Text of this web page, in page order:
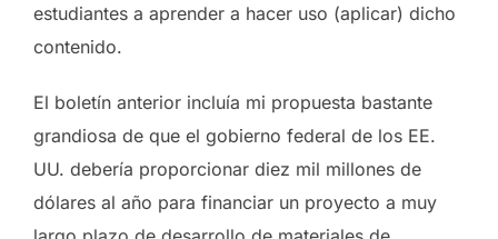
estudiantes a aprender a hacer uso (aplicar) dicho
contenido.
El boletín anterior incluía mi propuesta bastante
grandiosa de que el gobierno federal de los EE.
UU. debería proporcionar diez mil millones de
dólares al año para financiar un proyecto a muy